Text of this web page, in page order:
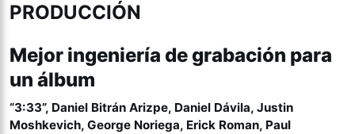
PRODUCCIÓN
Mejor ingeniería de grabación para
un álbum
“3:33”, Daniel Bitrán Arizpe, Daniel Dávila, Justin
Moshkevich, George Noriega, Erick Roman, Paul